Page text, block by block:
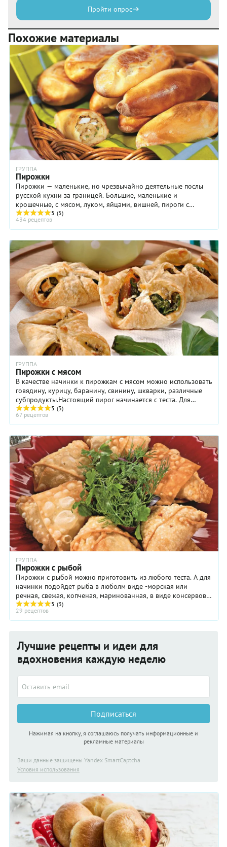
Пройти опрос
Похожие материалы
ГРУППА
Пирожки
Пирожки — маленькие, но чрезвычайно деятельные послы
русской кухни за границей. Большие, маленькие и
крошечные, с мясом, луком, яйцами, вишней, пироги с
творогом, пирожки с грибами и пирожочки с ...
5 (5)
434 рецептов
ГРУППА
Пирожки с мясом
В качестве начинки к пирожкам с мясом можно использовать
говядину, курицу, баранину, свинину, шкварки, различные
субпродукты.Настоящий пирог начинается с теста. Для
приготовления пирожков используют ...
5 (3)
67 рецептов
ГРУППА
Пирожки с рыбой
Пирожки с рыбой можно приготовить из любого теста. А для
начинки подойдет рыба в люболм виде -морская или
речная, свежая, копченая, маринованная, в виде консервов и
даже соленая, например, ...
5 (3)
29 рецептов
Лучшие рецепты и идеи для
вдохновения каждую неделю
Подписаться
Нажимая на кнопку, я соглашаюсь получать информационные и
рекламные материалы
Ваши данные защищены Yandex SmartCaptcha
Условия использования